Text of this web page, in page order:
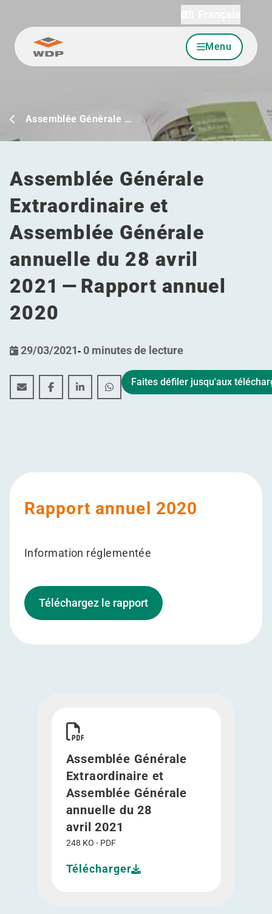
Allez au contenu Menu
Assemblée Générale …
Assemblée Générale
Extraordinaire et
Assemblée Générale
annuelle du 28 avril
2021 — Rapport annuel
2020
29/03/2021- 0 minutes de lecture
Assemblée Générale Extraordinaire et Assemblée
Assemblée Générale Extraordinaire et
Assemblée Générale Extraordinaire et
Assemblée Générale
Faites défiler jusqu'aux
Rapport annuel 2020
Information réglementée
Téléchargez le rapport
Assemblée Générale
Extraordinaire et
Assemblée Générale
annuelle du 28
avril 2021
248 KO - PDF
Télécharger